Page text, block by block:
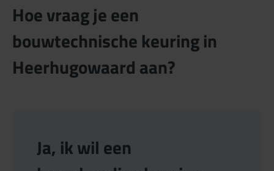
Hoe vraag je een
bouwtechnische keuring in
Heerhugowaard aan?
Ja, ik wil een